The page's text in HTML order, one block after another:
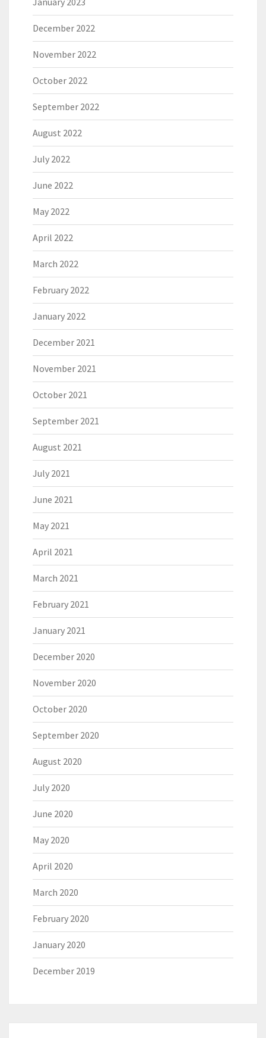
December 2022
November 2022
October 2022
September 2022
August 2022
July 2022
June 2022
May 2022
April 2022
March 2022
February 2022
January 2022
December 2021
November 2021
October 2021
September 2021
August 2021
July 2021
June 2021
May 2021
April 2021
March 2021
February 2021
January 2021
December 2020
November 2020
October 2020
September 2020
August 2020
July 2020
June 2020
May 2020
April 2020
March 2020
February 2020
January 2020
December 2019